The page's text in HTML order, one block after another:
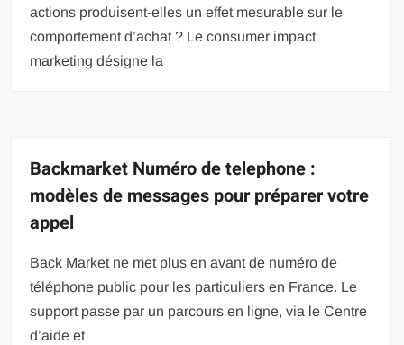
actions produisent-elles un effet mesurable sur le
comportement d’achat ? Le consumer impact
marketing désigne la
Backmarket Numéro de telephone :
modèles de messages pour préparer votre
appel
Back Market ne met plus en avant de numéro de
téléphone public pour les particuliers en France. Le
support passe par un parcours en ligne, via le Centre
d’aide et